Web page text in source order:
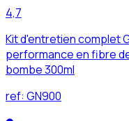
4,7
Kit d'entretien complet
performance en fibre
bombe 300ml
ref: GN900